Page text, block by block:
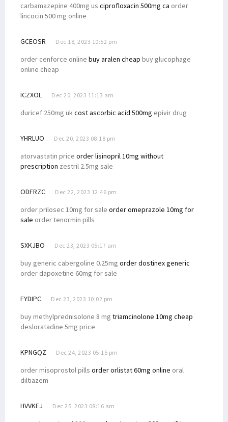
carbamazepine 400mg us ciprofloxacin 500mg ca order
lincocin 500 mg online
GCEOSR Dec 18, 2023 10:52 pm
order cenforce online buy aralen cheap buy glucophage
online cheap
ICZXOL Dec 20, 2023 11:13 am
duricef 250mg ukcost ascorbic acid 500mg epivir drug
YHRLUO Dec 20, 2023 08:18 pm
atorvastatin price order lisinopril 10mg without
prescription zestril 2.5mg sale
ODFRZC Dec 22, 2023 12:46 pm
order prilosec 10mg for sale order omeprazole 10mg for
sale order tenormin pills
SXKJBO Dec 23, 2023 05:17 am
buy generic cabergoline 0.25mg order dostinex generic
order dapoxetine 60mg for sale
FYDIPC Dec 23, 2023 10:02 pm
buy methylprednisolone 8 mg triamcinolone 10mg cheap
desloratadine 5mg price
KPNGQZ Dec 24, 2023 05:15 pm
order misoprostol pills order orlistat 60mg online oral
diltiazem
HVVKEJ Dec 25, 2023 08:16 am